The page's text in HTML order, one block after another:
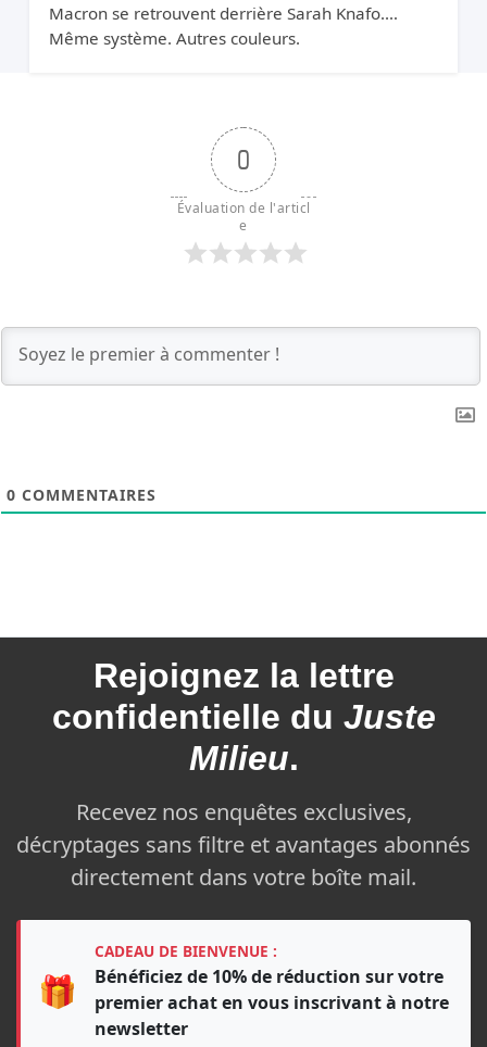
Macron se retrouvent derrière Sarah Knafo.
Même système. Autres couleurs.
0
Évaluation de l'articl
e
0 COMMENTAIRES
Rejoignez la lettre
confidentielle du Juste
Milieu.
Recevez nos enquêtes exclusives,
décryptages sans filtre et avantages abonnés
directement dans votre boîte mail.
🎁
CADEAU DE BIENVENUE :
Bénéficiez de 10% de réduction sur votre
premier achat en vous inscrivant à notre
newsletter